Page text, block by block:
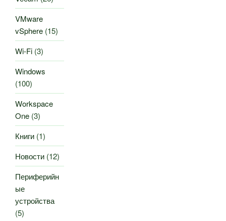
VMware
vSphere (15)
Wi-Fi (3)
Windows
(100)
Workspace
One (3)
Книги (1)
Новости (12)
Периферийн
ые
устройства
(5)